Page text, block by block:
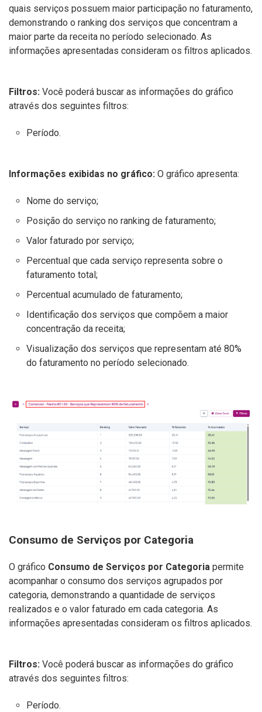
quais serviços possuem maior participação no faturamento,
demonstrando o ranking dos serviços que concentram a
maior parte da receita no período selecionado. As
informações apresentadas consideram os filtros aplicados.
Filtros: Você poderá buscar as informações do gráfico
através dos seguintes filtros:
Período.
Informações exibidas no gráfico: O gráfico apresenta:
Nome do serviço;
Posição do serviço no ranking de faturamento;
Valor faturado por serviço;
Percentual que cada serviço representa sobre o
faturamento total;
Percentual acumulado de faturamento;
Identificação dos serviços que compõem a maior
concentração da receita;
Visualização dos serviços que representam até 80%
do faturamento no período selecionado.
Consumo de Serviços por Categoria
O gráfico Consumo de Serviços por Categoria permite
acompanhar o consumo dos serviços agrupados por
categoria, demonstrando a quantidade de serviços
realizados e o valor faturado em cada categoria. As
informações apresentadas consideram os filtros aplicados.
Filtros: Você poderá buscar as informações do gráfico
através dos seguintes filtros:
Período.